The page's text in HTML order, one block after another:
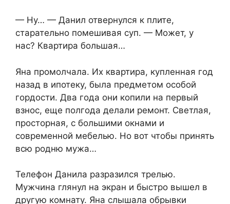
— Ну… — Данил отвернулся к плите,
старательно помешивая суп. — Может, у
нас? Квартира большая…
Яна промолчала. Их квартира, купленная год
назад в ипотеку, была предметом особой
гордости. Два года они копили на первый
взнос, еще полгода делали ремонт. Светлая,
просторная, с большими окнами и
современной мебелью. Но вот чтобы принять
всю родню мужа…
Телефон Данила разразился трелью.
Мужчина глянул на экран и быстро вышел в
другую комнату. Яна слышала обрывки